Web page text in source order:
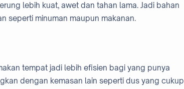
lebih kuat, awet dan tahan lama. Jadi bahan
seperti minuman maupun makanan.
tempat jadi lebih efisien bagi yang punya
dengan kemasan lain seperti dus yang cukup